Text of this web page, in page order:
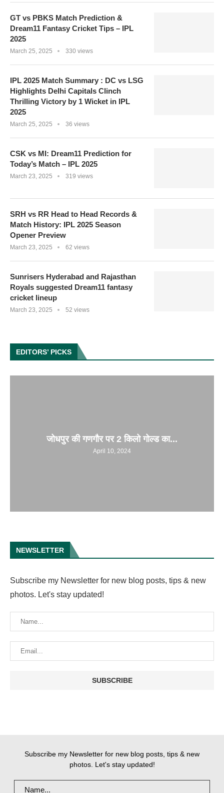
GT vs PBKS Match Prediction &
Dream11 Fantasy Cricket Tips – IPL
2025
March 25, 2025 330 views
IPL 2025 Match Summary : DC vs LSG
Highlights Delhi Capitals Clinch
Thrilling Victory by 1 Wicket in IPL
2025
March 25, 2025 36 views
CSK vs MI: Dream11 Prediction for
Today’s Match – IPL 2025
March 23, 2025 319 views
SRH vs RR Head to Head Records &
Match History: IPL 2025 Season
Opener Preview
March 23, 2025 62 views
Sunrisers Hyderabad and Rajasthan
Royals suggested Dream11 fantasy
cricket lineup
March 23, 2025 52 views
EDITORS’ PICKS
जोधपुर की गणगौर पर 2 किलो गोल्ड का...
April 10, 2024
NEWSLETTER
Subscribe my Newsletter for new blog posts, tips & new
photos. Let's stay updated!
Subscribe my Newsletter for new blog posts, tips & new
photos. Let's stay updated!